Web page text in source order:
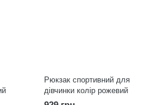
Рюкзак спортивний для
дівчинки колір рожевий